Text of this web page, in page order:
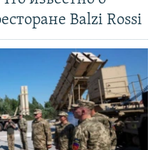
Balzi Rossi